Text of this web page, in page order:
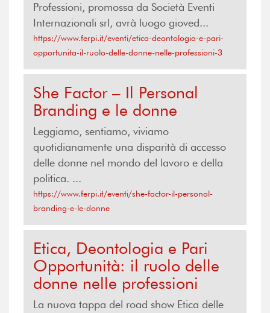
Professioni, promossa da Società Eventi
Internazionali srl, avrà luogo gioved...
https://www.ferpi.it/eventi/etica-deontologia-e-pari-
opportunita-il-ruolo-delle-donne-nelle-professioni-3
She Factor – Il Personal
Branding e le donne
Leggiamo, sentiamo, viviamo
quotidianamente una disparità di accesso
delle donne nel mondo del lavoro e della
politica. ...
https://www.ferpi.it/eventi/she-factor-il-personal-
branding-e-le-donne
Etica, Deontologia e Pari
Opportunità: il ruolo delle
donne nelle professioni
La nuova tappa del road show Etica delle